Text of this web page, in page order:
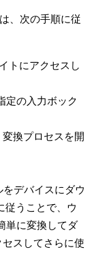
、次の手順に従
トにアクセスし
定の入力ボック
変換プロセスを開
デバイスにダウ
従うことで、ウ
単に変換してダ
スしてさらに使